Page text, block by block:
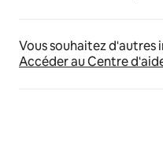
Vous souhaitez d'autres
Accéder au Centre